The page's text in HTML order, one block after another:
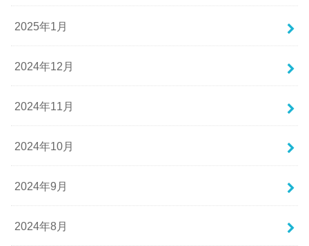
2025年1月
2024年12月
2024年11月
2024年10月
2024年9月
2024年8月